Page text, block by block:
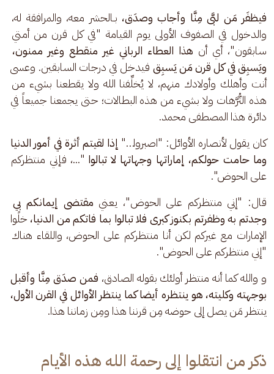
فيظفَر مَن لبَّى مِنَّا وأجاب وصدَق، بـالحشر معه، والمرافقة له،
والدخول في الصفوف الأولى يوم القيامة "في كل قرن من أمتي
سابقون"، أي أن هذا العطاء الرباني غير منقطع وغير ممنون،
ويَسبِق في كل قرن مَن يَسبِق فيدخل في درجات السابقين. وعسى
أنت وأهلك وأولادك منهم، لا يُخلِّفنا الله ولا يقطعنا بشيء من
هذه التُّرَّهات ولا بشيء من هذه البطالات؛ حتى يجمعنا جميعاً في
دائرة هذا المصطفى محمد.
كان يقول لأنصاره الأوائل: "اصبروا…" إذا لقيتم أثرة في أمور الدنيا
وما حامت حولكم، إماراتها وجهاتها لا تبالوا "...، فإني منتظركم
على الحوض".
قال: "إني منتظركم على الحوض"، يعني مقتضى إيمانكم بي
وجدتم به وظفرتم بكنوز كبرى فلا تبالوا بما فاتكم من الدنيا، خلََوا
الإمارات مع غيركم لكن أنا منتظركم على الحوض، واللقاء هناك
"إني منتظركم على الحوض".
و والله كما أنه منتظر أولئك بقوله الصادق، فمن صدَق مِنَّا وأقبل
بوجهته وكليته، هو ينتظره أيضا كما ينتظر الأوائل في القرن الأول،
ينتظر مَن يصل إلى حوضه مِن قرننا هذا ومِن زماننا هذا.
ذكر من انتقلوا إلى رحمة الله هذه الأيام